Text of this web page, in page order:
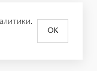
OK